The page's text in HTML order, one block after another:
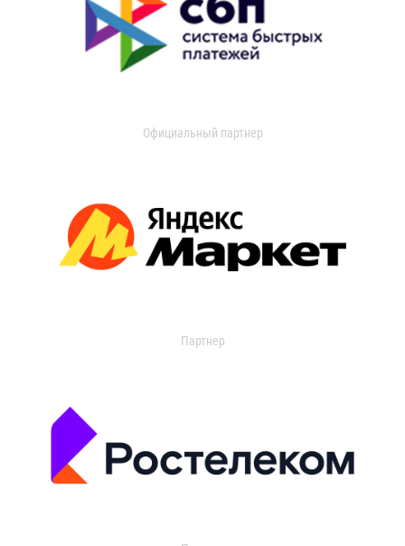
Официальный партнер
Партнер